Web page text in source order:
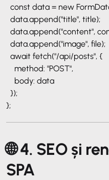
const data = new
data.append("title", title);
data.append("content",
data.append("image", file);
await fetch("/api/posts", {
method: "POST",
body: data
});
};
🌐 4. SEO și
SPA